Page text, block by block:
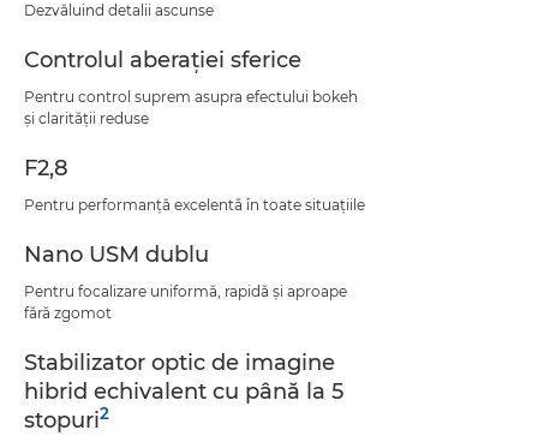
Dezvăluind detalii ascunse
Controlul aberaţiei sferice
Pentru control suprem asupra efectului bokeh
şi clarităţii reduse
F2,8
Pentru performanţă excelentă în toate situaţiile
Nano USM dublu
Pentru focalizare uniformă, rapidă şi aproape
fără zgomot
Stabilizator optic de imagine
hibrid echivalent cu până la 5
stopuri2